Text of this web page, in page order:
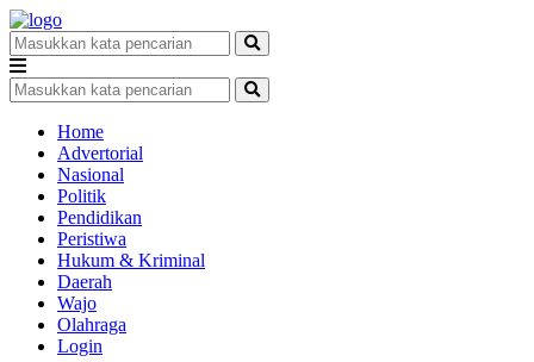
Home
Advertorial
Nasional
Politik
Pendidikan
Peristiwa
Hukum & Kriminal
Daerah
Wajo
Olahraga
Login